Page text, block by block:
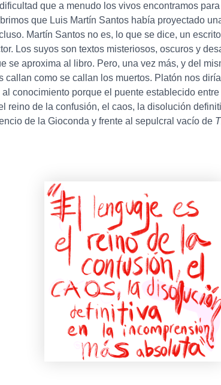
que a menudo los vivos encontramos
que Luis Martín Santos había proyectado
Martín Santos no es, lo que se dice, un
Los suyos son textos misteriosos, oscuros y
se aproxima al libro. Pero, una vez más, y del
como se callan los muertos. Platón nos
conocimiento porque el puente establecido
reino de la confusión, el caos, la disolución
de la Gioconda y frente al sepulcral vacío de